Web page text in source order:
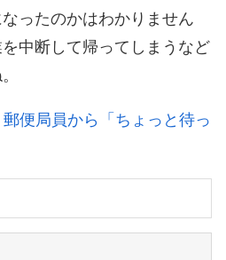
ったのかはわかりません
中断して帰ってしまうなど
便局員から「ちょっと待っ